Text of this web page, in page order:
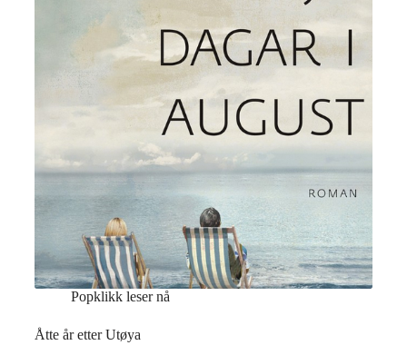
Popklikk leser nå
Åtte år etter Utøya